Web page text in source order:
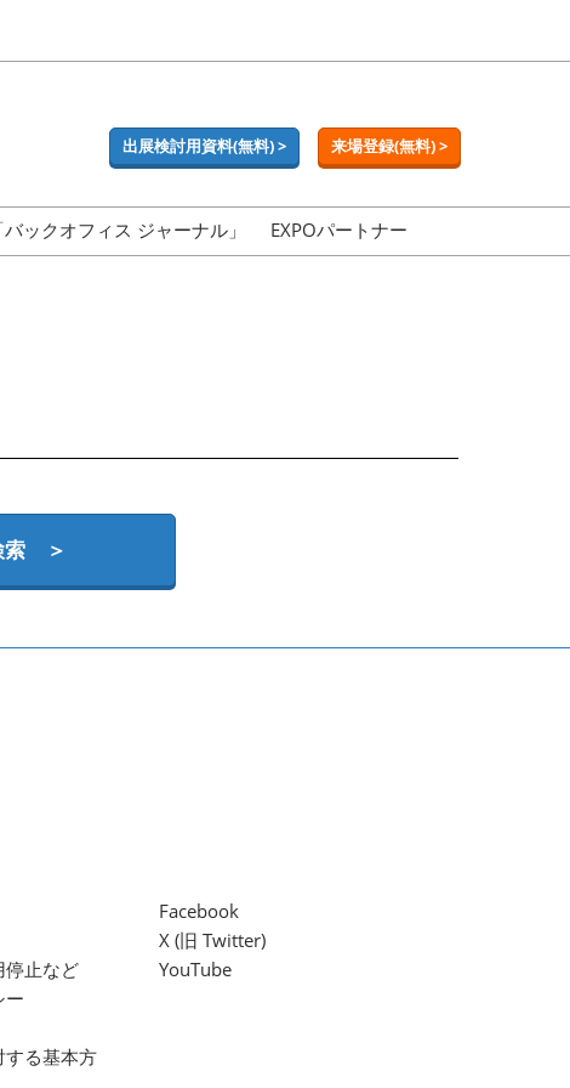
出展検討用資料(無料) > 来場登録(無料) >
ックオフィス ジャーナル」 EXPOパートナー
索 ＞
停止など
ー
する基本方
Facebook
X (旧 Twitter)
YouTube